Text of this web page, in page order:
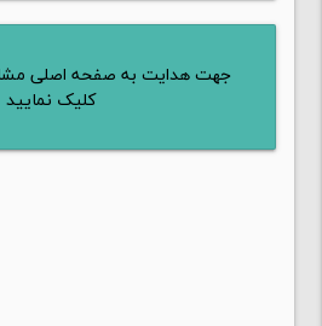
جهت هدایت به صفحه اصلی
کلیک نمایید